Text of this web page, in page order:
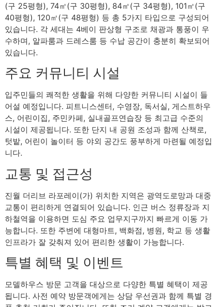
(구 25평형), 74㎡(구 30평형), 84㎡(구 34평형), 101㎡(구
40평형), 120㎡(구 48평형) 등 총 5가지 타입으로 구성되어
있습니다. 각 세대는 4베이 판상형 구조로 채광과 통풍이 우
수하며, 알파룸과 드레스룸 등 수납 공간이 충분히 확보되어
있습니다.
주요 커뮤니티 시설
입주민들의 쾌적한 생활을 위해 다양한 커뮤니티 시설이 들
어설 예정입니다. 피트니스센터, 수영장, 독서실, 게스트하우
스, 어린이집, 주민카페, 실내골프연습장 등 최고급 수준의
시설이 제공됩니다. 또한 단지 내 공원 조성과 함께 산책로,
텃밭, 어린이 놀이터 등 야외 공간도 풍부하게 마련될 예정입
니다.
교통 및 접근성
진월 더리브 라포레이(가) 위치한 지역은 광역도로망과 대중
교통이 편리하게 연결되어 있습니다. 인근 버스 정류장과 지
하철역을 이용하면 도심 주요 업무지구까지 빠르게 이동 가
능합니다. 또한 주변에 대형마트, 백화점, 병원, 학교 등 생활
인프라가 잘 갖춰져 있어 편리한 생활이 가능합니다.
특별 혜택 및 이벤트
모델하우스 방문 고객을 대상으로 다양한 특별 혜택이 제공
됩니다. 사전 예약 방문객에게는 상담 우선권과 함께 특별 경